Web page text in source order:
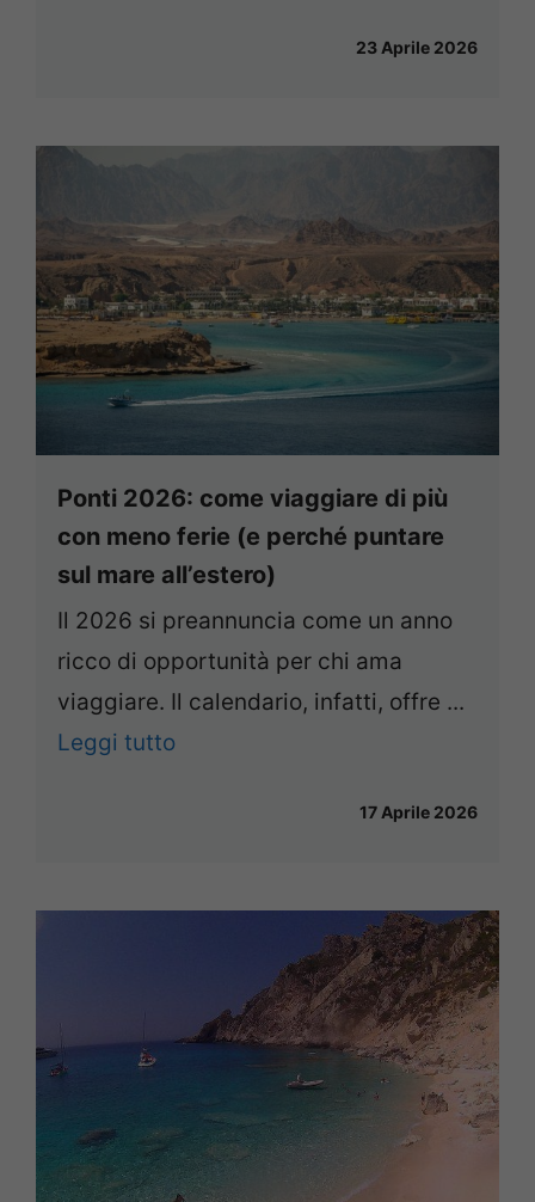
23 Aprile 2026
Ponti 2026: come viaggiare di più
con meno ferie (e perché puntare
sul mare all’estero)
Il 2026 si preannuncia come un anno
ricco di opportunità per chi ama
viaggiare. Il calendario, infatti, offre ...
Leggi tutto
17 Aprile 2026